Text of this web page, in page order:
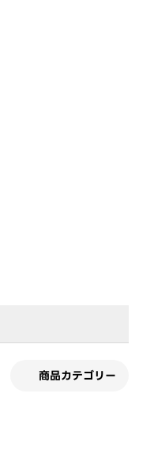
商品カテゴリー